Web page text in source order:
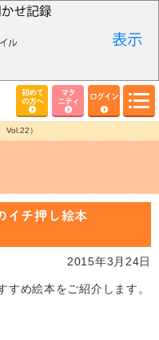
初めて
の方へ
マタ
ニティ
ログイン
Vol.22）
イチ押し絵本
2015年3月24日
め絵本をご紹介します。